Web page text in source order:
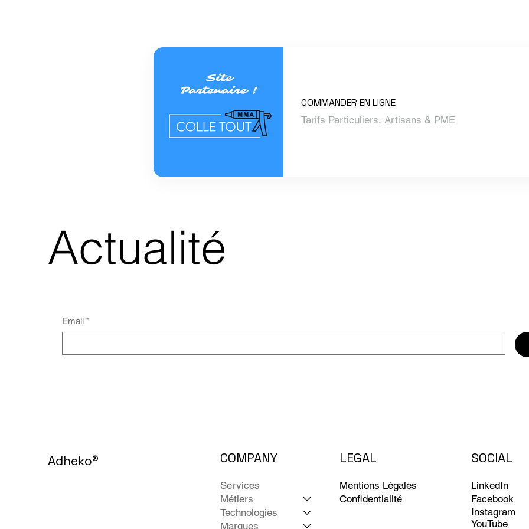
COMMANDER EN LIGNE
Tarifs Particuliers, Artisans & PME
Adheko®
Services
Métiers
Technologies
Marques
COMPANY LEGAL
Confidentialité
Mentions Légales
SOCIAL
LinkedIn
Facebook
Instagram
YouTube
Actualité
Email *